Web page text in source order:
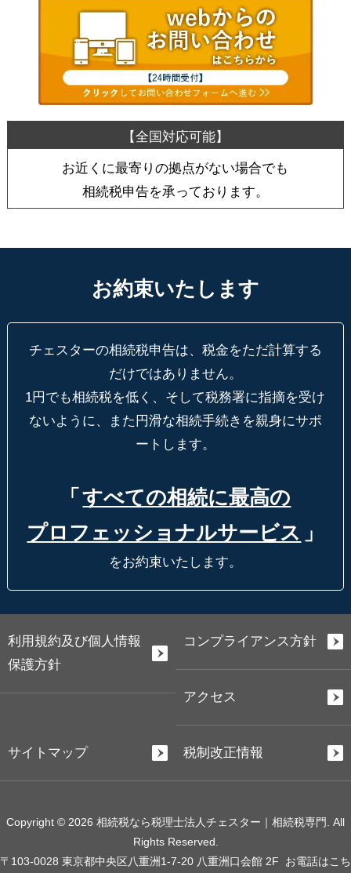
お近くに最寄りの拠点がない場合でも
相続税申告を承っております。
お約束いたします
チェスターの相続税申告は、税金をただ計算する
だけではありません。
1円でも相続税を低く、そして税務署に指摘を受け
ないように、
また円滑な相続手続きを親身にサポ
ートします。
「 すべての相続に最高の
プロフェッショナルサービス 」
をお約束いたします。
利用規約及び個人情報
保護方針
コンプライアンス方針
アクセス
サイトマップ 税制改正情報
Copyright © 2026 相続税なら税理士法人チェスター｜相続税専門. All
Rights Reserved.
〒103-0028 東京都中央区八重洲1-7-20 八重洲口会館 2F お電話はこち